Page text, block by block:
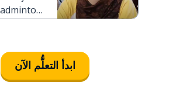
أكثر
voile
ابدأ التعلُّم الآن